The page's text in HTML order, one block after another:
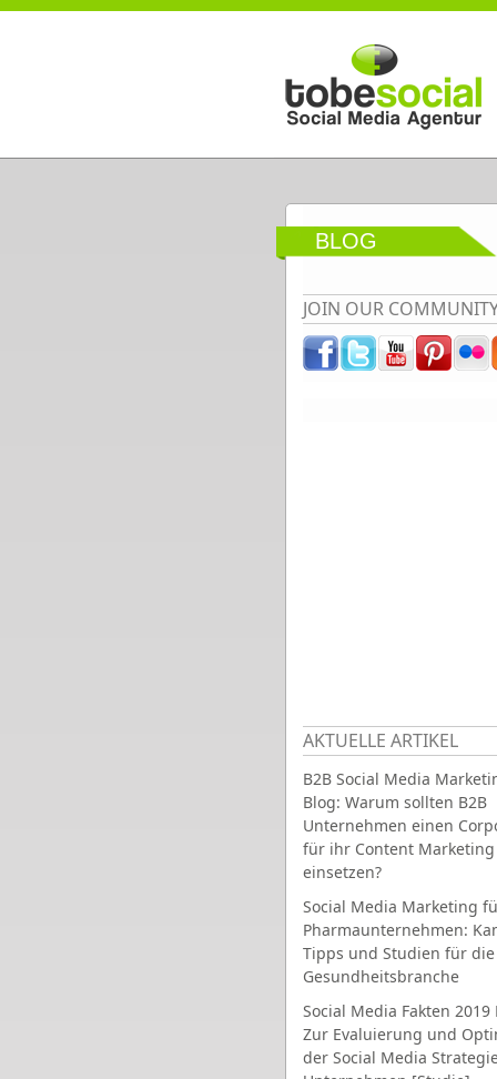
Direkt zum Inhalt
BLOG
JOIN OUR
AKTUELLE ARTIKEL
B2B Social Media
Blog: Warum sollten B2B
Unternehmen einen
für ihr Content Marketing
einsetzen?
Social Media Marketing
Pharmaunternehmen:
Tipps und Studien für die
Gesundheitsbranche
Social Media Fakten 2019
Zur Evaluierung und
der Social Media